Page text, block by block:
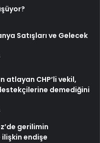
Satışları ve Gelecek
atlayan CHP’li vekil,
demediğini
gerilimin
endişe